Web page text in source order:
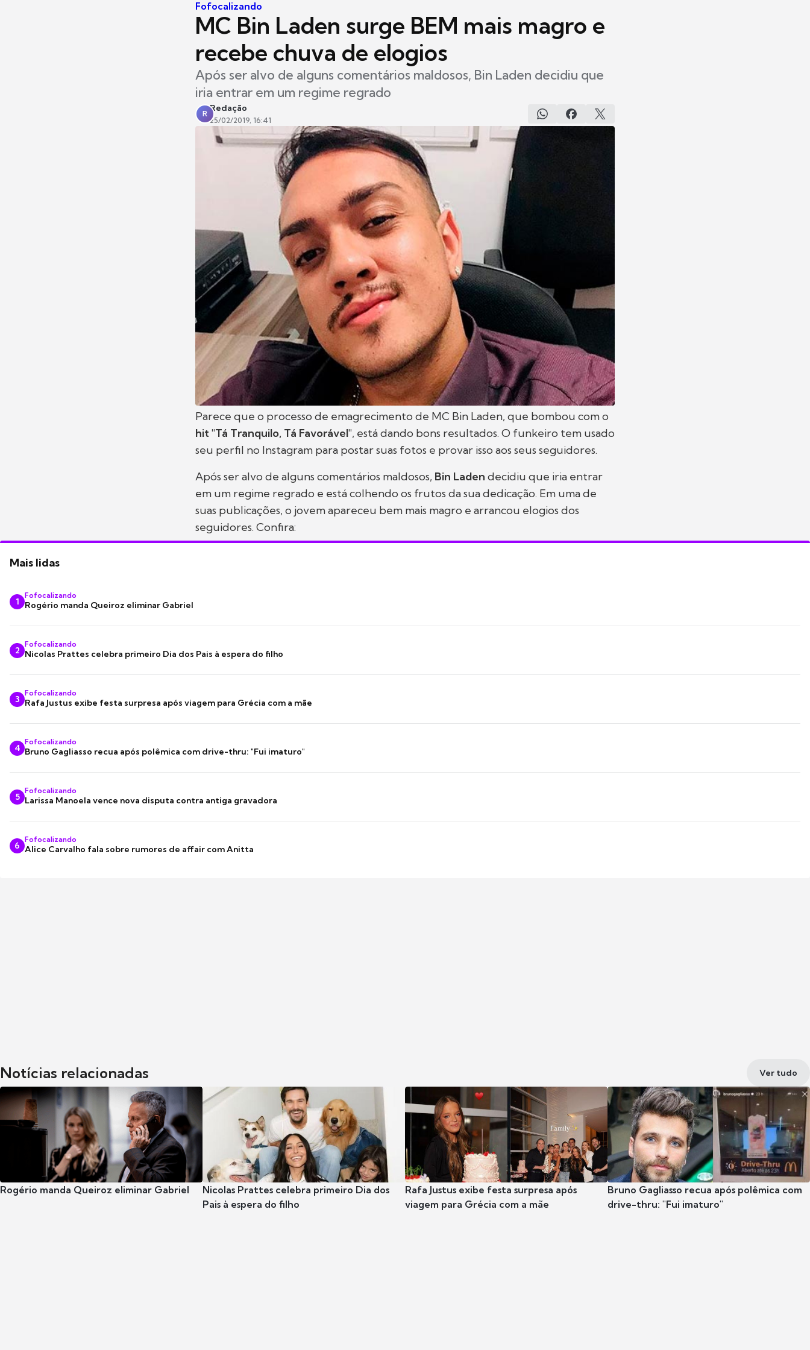
Fofocalizando
MC Bin Laden surge BEM mais magro e
recebe chuva de elogios
Após ser alvo de alguns comentários maldosos, Bin Laden decidiu que
iria entrar em um regime regrado
R
Redação
25/02/2019, 16:41
Parece que o processo de emagrecimento de MC Bin Laden, que bombou com o
hit "Tá Tranquilo, Tá Favorável", está dando bons resultados. O funkeiro tem usado
seu perfil no Instagram para postar suas fotos e provar isso aos seus seguidores.
Após ser alvo de alguns comentários maldosos, Bin Laden decidiu que iria entrar
em um regime regrado e está colhendo os frutos da sua dedicação. Em uma de
suas publicações, o jovem apareceu bem mais magro e arrancou elogios dos
seguidores. Confira:
Mais lidas
1
Fofocalizando
Rogério manda Queiroz eliminar Gabriel
2
Fofocalizando
Nicolas Prattes celebra primeiro Dia dos Pais à espera do filho
3
Fofocalizando
Rafa Justus exibe festa surpresa após viagem para Grécia com a mãe
4
Fofocalizando
Bruno Gagliasso recua após polêmica com drive-thru: "Fui imaturo"
5
Fofocalizando
Larissa Manoela vence nova disputa contra antiga gravadora
6
Fofocalizando
Alice Carvalho fala sobre rumores de affair com Anitta
Notícias relacionadas Ver tudo
Rogério manda Queiroz eliminar Gabriel
Nicolas Prattes celebra primeiro Dia dos
Pais à espera do filho
Rafa Justus exibe festa surpresa após
viagem para Grécia com a mãe
Bruno Gagliasso recua após polêmica com
drive-thru: "Fui imaturo"